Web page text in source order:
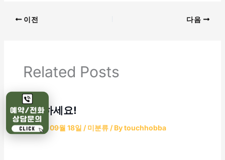
이전 다음
Related Posts
안녕하세요!
2025년 09월 18일 / 미분류/ Bytouchhobba